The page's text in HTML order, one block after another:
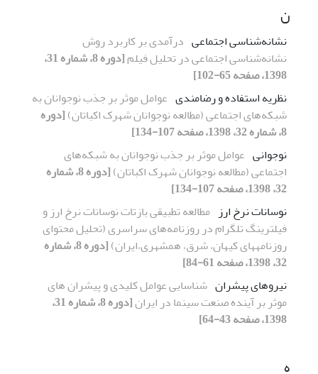
ن
نشانه‌شناسی اجتماعی درآمدی بر کاربرد روش
نشانه‌شناسی اجتماعی در تحلیل فیلم
[دوره 8، شماره 31،
1398، صفحه 65-102]
نظریه استفاده و رضامندی عوامل موثر بر جذب نوجوانان به
شبکه‌های اجتماعی (مطالعه نوجوانان شهرک اکباتان)[دوره
8، شماره 32، 1398، صفحه 107-134]
نوجوانی عوامل موثر بر جذب نوجوانان به شبکه‌های
اجتماعی (مطالعه نوجوانان شهرک اکباتان)
[دوره 8، شماره
32، 1398، صفحه 107-134]
نوسانات نرخ ارز مطالعه تطبیقی بازتات نوسانات نرخ ارز و
فیلترینگ تلگرام در روزنامه‌های سراسری (تحلیل محتوای
روزنامه‎های کیهان، شرق، همشهری،ایران)
[دوره 8، شماره
32، 1398، صفحه 61-84]
نیروهای پیشران شناسایی عوامل کلیدی و پیشران های
موثر بر آینده صنعت سینما در ایران
[دوره 8، شماره 31،
1398، صفحه 43-64]
ه